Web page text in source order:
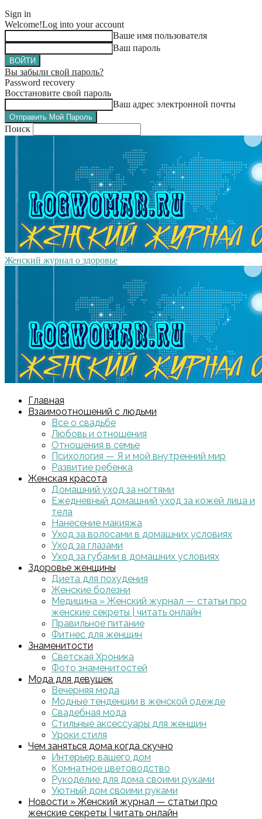
Sign in
Welcome!Log into your account
Ваше имя пользователя
Ваш пароль
Вы забыли свой пароль?
Password recovery
Восстановите свой пароль
Ваш адрес электронной почты
Поиск
Женский журнал о здоровье
Главная
Взаимоотношений с людьми
Все о свадьбе
Любовь и отношения
Отношения в семье
Психология — Я и мой внутренний мир
Развитие ребенка
Женская красота
Домашний уход за ногтями
Ежедневный домашний уход за кожей лица и
тела
Нанесение макияжа
Уход за волосами в домашних условиях
Уход за глазами
Уход за губами в домашних условиях
Здоровье женщины
Диета для похудения
Женские болезни
Медицина » Женский журнал — статьи про
женские секреты | читать онлайн
Правильное питание
Фитнес для женщин
Знаменитости
Светская Хроника
Фото знаменитостей
Мода для девушек
Вечерняя мода
Модные тенденции в женской одежде
Свадебная мода
Стильные аксессуары для женщин
Уроки стиля
Чем заняться дома когда скучно
Интерьер вашего дом
Комнатное цветоводство
Рукоделие для дома своими руками
Уютный дом своими руками
Новости » Женский журнал — статьи про
женские секреты | читать онлайн